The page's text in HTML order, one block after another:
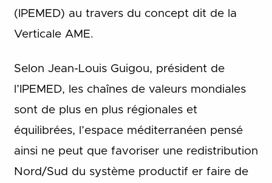
(IPEMED) au travers du concept dit de la
Verticale AME.
Selon Jean-Louis Guigou, président de
l’IPEMED, les chaînes de valeurs mondiales
sont de plus en plus régionales et
équilibrées, l’espace méditerranéen pensé
ainsi ne peut que favoriser une redistribution
Nord/Sud du système productif er faire de